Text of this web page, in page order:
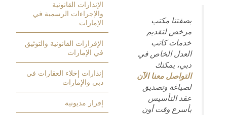
بصفتنا مكتب
مرخص لتقديم
خدمات كاتب
العدل الخاص في
دبي، يمكنك
التواصل معنا الآن
لصياغة وتصديق
عقد التأسيس
بأسرع وقت أون
الإنذارات القانونية
والإجراءات الرسمية في
الإقرارات القانونية والتوثيق
في الإمارات
إنذارات إخلاء العقارات في
دبي والإمارات
إقرار مديونية